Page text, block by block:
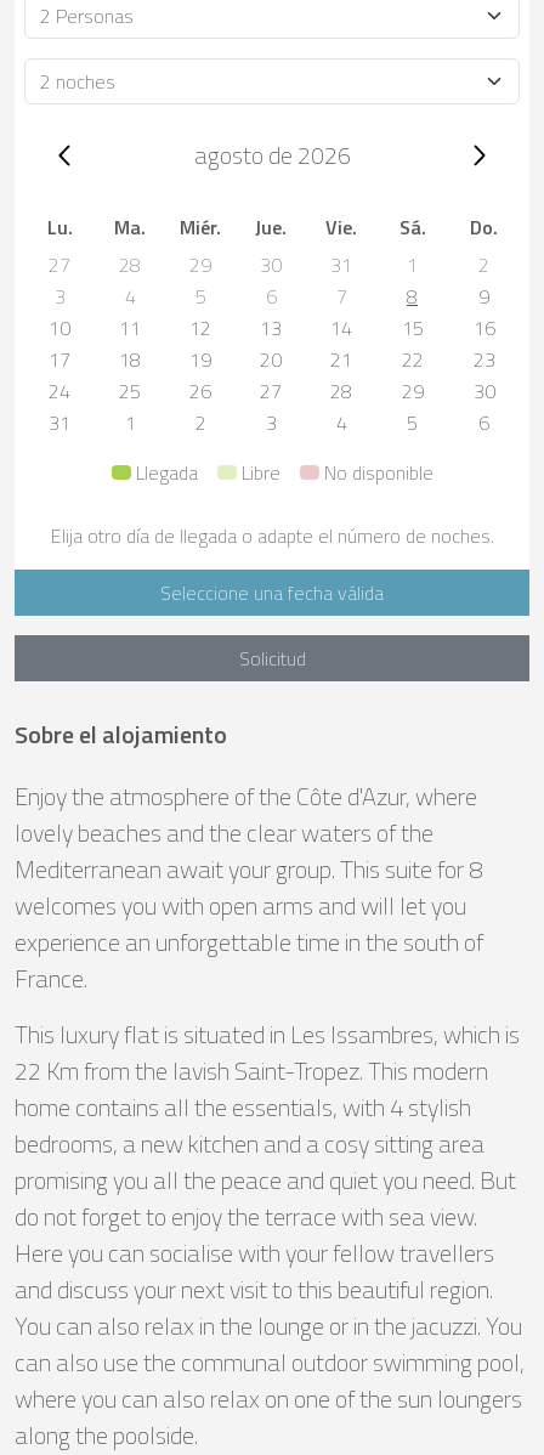
Ocupación
Duración
Trip dates, agosto de 2026
agosto de 2026
Lu. Ma. Miér. Jue. Vie. Sá.
Do.
27
28 29 30 31 1
2
3
4 5 6 7 8
9
10
11 12 13 14 15
16
17
18 19 20 21 22
23
24
25 26 27 28 29
30
31
1 2 3 4 5
6
Llegada
Libre No disponible
Elija otro día de llegada o adapte el número de noches.
Seleccione una fecha válida
Solicitud
Sobre el alojamiento
Enjoy the atmosphere of the Côte d'Azur, where
lovely beaches and the clear waters of the
Mediterranean await your group. This suite for 8
welcomes you with open arms and will let you
experience an unforgettable time in the south of
France.
This luxury flat is situated in Les Issambres, which is
22 Km from the lavish Saint-Tropez. This modern
home contains all the essentials, with 4 stylish
bedrooms, a new kitchen and a cosy sitting area
promising you all the peace and quiet you need. But
do not forget to enjoy the terrace with sea view.
Here you can socialise with your fellow travellers
and discuss your next visit to this beautiful region.
You can also relax in the lounge or in the jacuzzi. You
can also use the communal outdoor swimming pool,
where you can also relax on one of the sun loungers
along the poolside.